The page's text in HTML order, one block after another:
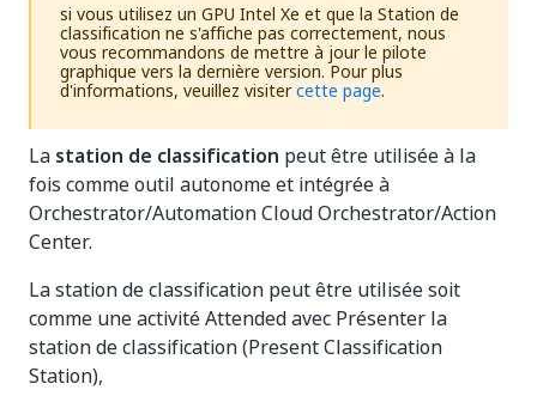
si vous utilisez un GPU Intel Xe et que la Station de
classification ne s'affiche pas correctement, nous
vous recommandons de mettre à jour le pilote
graphique vers la dernière version. Pour plus
d'informations, veuillez visitercette page.
La station de classification peut être utilisée à la
fois comme outil autonome et intégrée à
Orchestrator/Automation Cloud Orchestrator/Action
Center.
La station de classification peut être utilisée soit
comme une activité Attended avec Présenter la
station de classification (Present Classification
Station),